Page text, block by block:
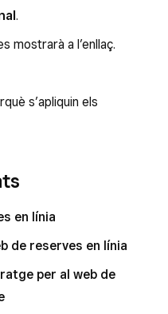
.
mostrarà a l’enllaç.
s’apliquin els
en línia
de reserves en línia
per al web de